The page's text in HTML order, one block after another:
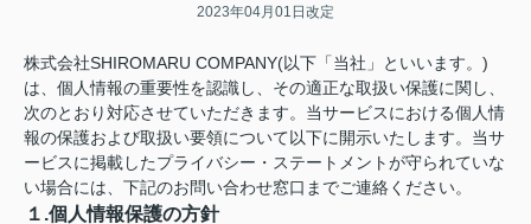
2023年04月01日改定
株式会社SHIROMARU COMPANY(以下「当社」といいます。)
は、個人情報の重要性を認識し、その適正な取扱い保護に関し、
次のとおり対応させていただきます。当サービスにおける個人情
報の保護および取扱い要領について以下に開示いたします。当サ
ービスに掲載したプライバシー・ステートメントが守られていな
い場合には、下記のお問い合わせ窓口までご連絡ください。
１.個人情報保護の方針